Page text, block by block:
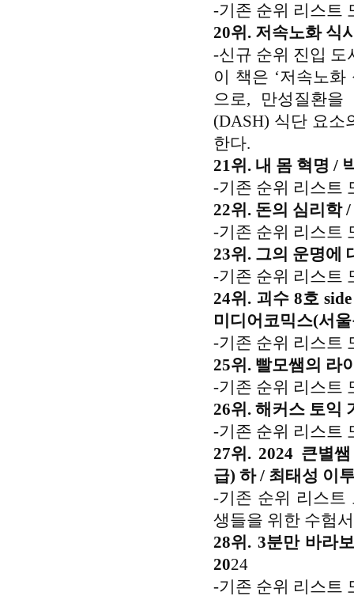
-기존 순위 리스트
20위. 저속노화 식
-신규 순위 진입 도
이 책은 ‘저속노
으로, 만성질환
(DASH) 식단 요소
한다.
21위. 내 몸 혁명 /
-기존 순위 리스트
22위. 돈의 심리학
-기존 순위 리스트
23위. 그의 운명에
-기존 순위 리스트
24위. 괴수 8호
미디어코믹스(서
-기존 순위 리스트
25위. 빨모쌤의 라
-기존 순위 리스트
26위. 해커스 토익
-기존 순위 리스트
27위. 2024 큰별
급) 하 / 최태성 이
-기존 순위 리스트
생들을 위한 수험
28위. 3분만 바라
2024
-기존 순위 리스트